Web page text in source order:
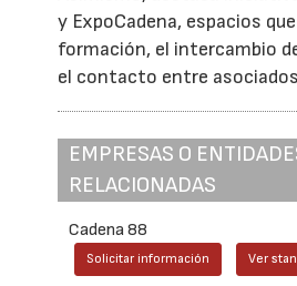
y ExpoCadena, espacios
formación, el intercambio
el contacto entre
EMPRESAS O
RELACIONADAS
Cadena 88
Solicitar información Ver